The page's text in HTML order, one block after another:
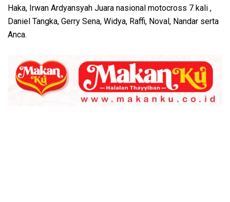
Haka, Irwan Ardyansyah Juara nasional motocross 7 kali ,
Daniel Tangka, Gerry Sena, Widya, Raffi, Noval, Nandar serta
Anca.